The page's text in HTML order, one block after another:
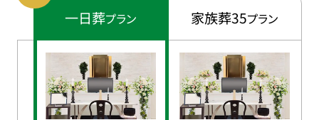
一日葬プラン 家族葬35プラン